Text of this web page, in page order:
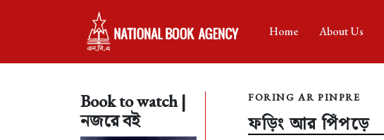
Home About Us
Book to watch |
নজরে বই
FORING AR PINPRE
ফড়িং আর পিঁপড়ে